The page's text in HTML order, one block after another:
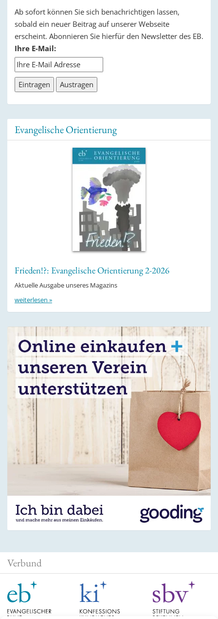
Ab sofort können Sie sich benachrichtigen lassen,
sobald ein neuer Beitrag auf unserer Webseite
erscheint. Abonnieren Sie hierfür den Newsletter des EB.
Ihre E-Mail:
Evangelische Orientierung
Frieden!?: Evangelische Orientierung 2-2026
Aktuelle Ausgabe unseres Magazins
weiterlesen »
Verbund